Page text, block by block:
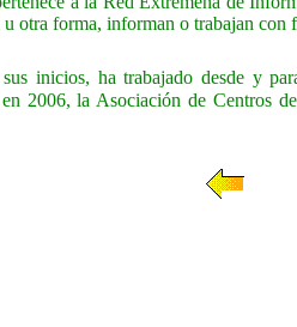
otra forma, informan o trabajan con
inicios, ha trabajado desde y
en 2006, la Asociación de Centros